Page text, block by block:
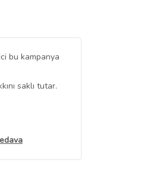
bu kampanya
saklı tutar.